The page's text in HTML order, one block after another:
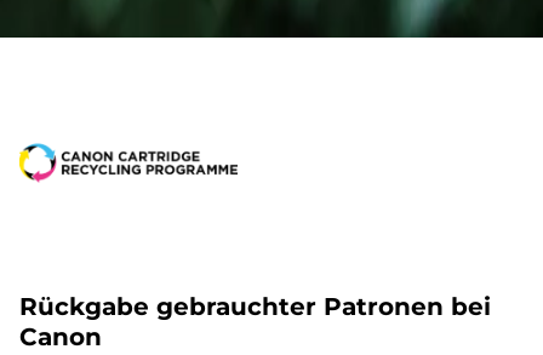
Rückgabe gebrauchter Patronen bei
Canon